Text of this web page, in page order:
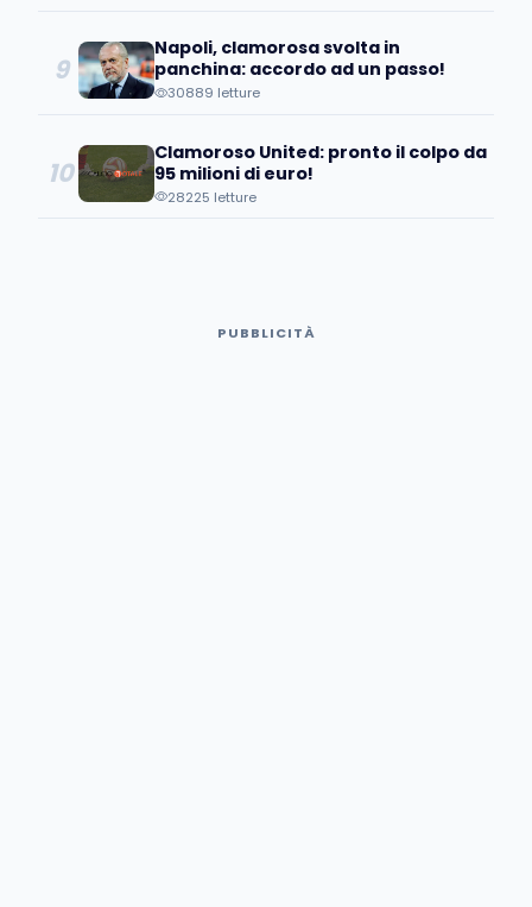
9
Napoli, clamorosa svolta in
panchina: accordo ad un passo!
30889 letture
10
Clamoroso United: pronto il colpo da
95 milioni di euro!
28225 letture
PUBBLICITÀ